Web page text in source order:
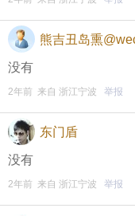
方式一：iOS已经上
面搜索下载
方式二 ：安卓系统
页面搜索下载
东方热线APP新版
熊吉丑岛熏
没有
2年前 来自 浙江宁波 举报
东门盾
没有
2年前 来自 浙江宁波 举报